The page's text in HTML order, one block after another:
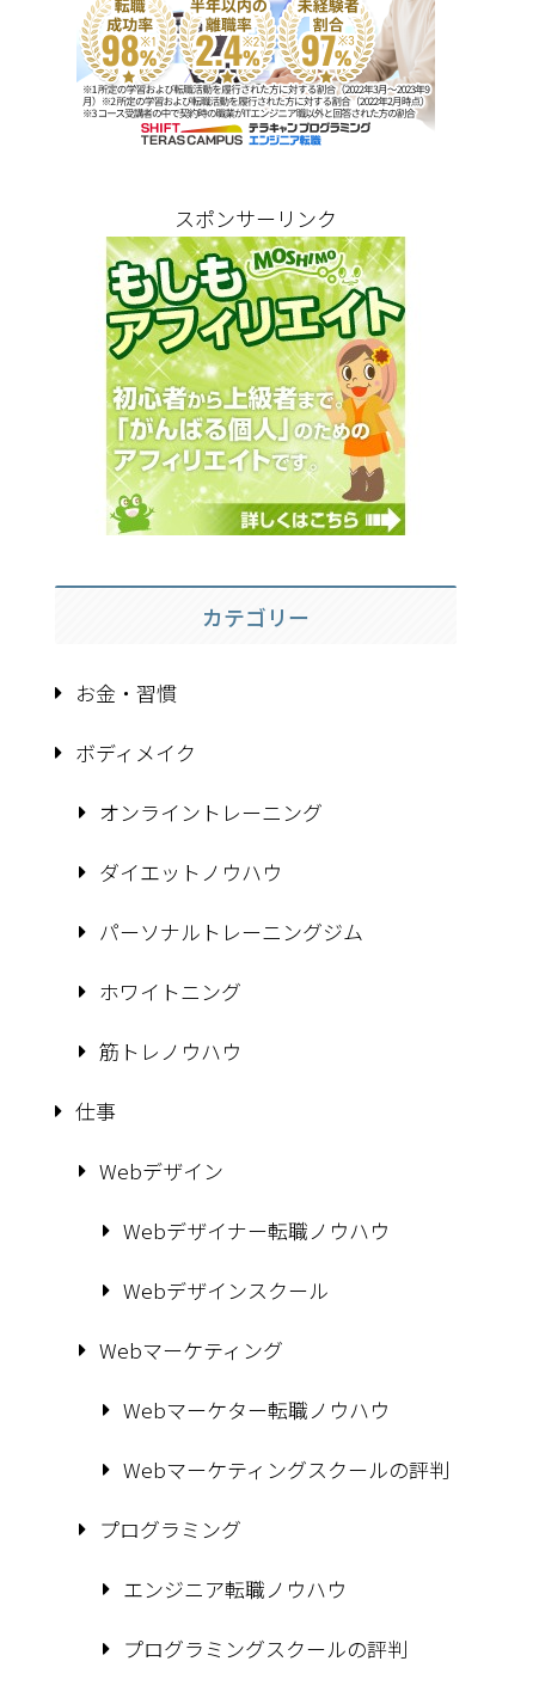
スポンサーリンク
カテゴリー
お金・習慣
ボディメイク
オンライントレーニング
ダイエットノウハウ
パーソナルトレーニングジム
ホワイトニング
筋トレノウハウ
仕事
Webデザイン
Webデザイナー転職ノウハウ
Webデザインスクール
Webマーケティング
Webマーケター転職ノウハウ
Webマーケティングスクールの評判
プログラミング
エンジニア転職ノウハウ
プログラミングスクールの評判